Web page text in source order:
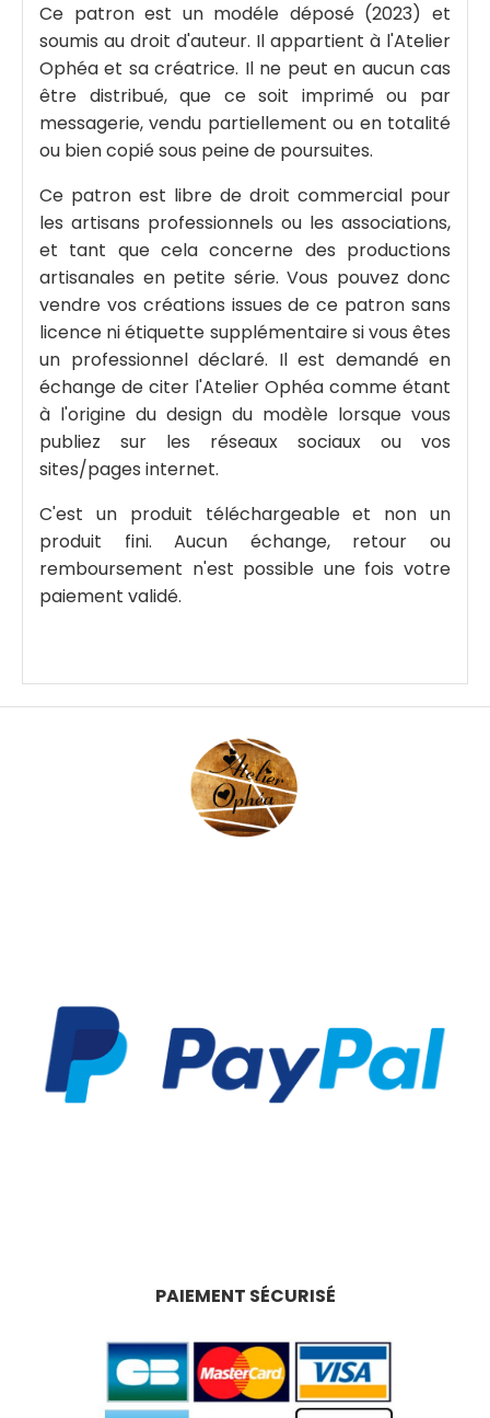
Ce patron est un modéle déposé (2023) et
soumis au droit d'auteur. Il appartient à l'Atelier
Ophéa et sa créatrice. Il ne peut en aucun cas
être distribué, que ce soit imprimé ou par
messagerie, vendu partiellement ou en totalité
ou bien copié sous peine de poursuites.
Ce patron est libre de droit commercial pour
les artisans professionnels ou les associations,
et tant que cela concerne des productions
artisanales en petite série. Vous pouvez donc
vendre vos créations issues de ce patron sans
licence ni étiquette supplémentaire si vous êtes
un professionnel déclaré. Il est demandé en
échange de citer l'Atelier Ophéa comme étant
à l'origine du design du modèle lorsque vous
publiez sur les réseaux sociaux ou vos
sites/pages internet.
C'est un produit téléchargeable et non un
produit fini. Aucun échange, retour ou
remboursement n'est possible une fois votre
paiement validé.
PAIEMENT SÉCURISÉ